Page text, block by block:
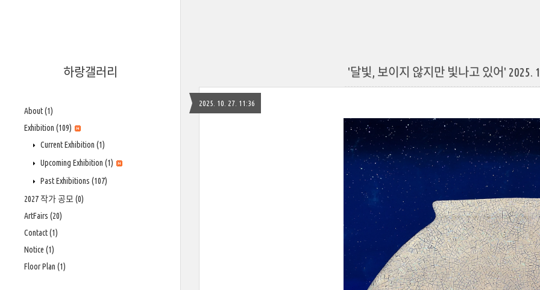
하랑갤러리
About(1)
Exhibition (109)
Current Exhibition (1)
Upcoming Exhibition (1)
Past Exhibitions (107)
2027 작가 공모 (0)
ArtFairs (20)
Contact(1)
Notice (1)
Floor Plan (1)
'달빛, 보이지 않지만 빛나고 있어' 2025.
2025. 10. 27. 11:36